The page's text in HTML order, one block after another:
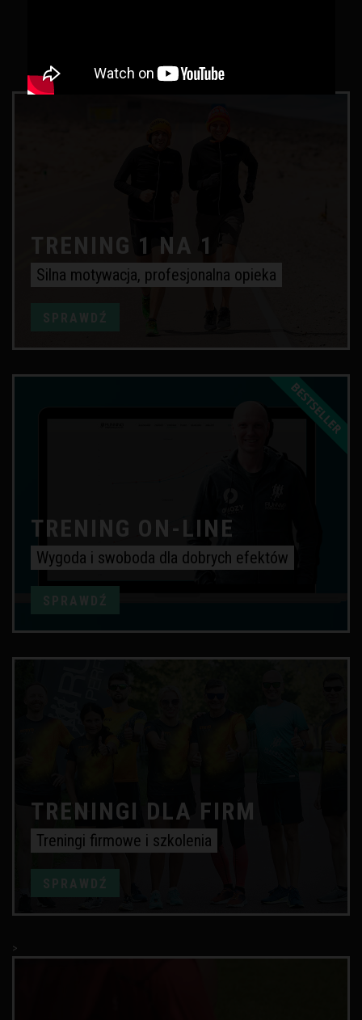
TRENING 1 NA 1
Silna motywacja, profesjonalna opieka
SPRAWDŹ
TRENING ON-LINE
Wygoda i swoboda dla dobrych efektów
SPRAWDŹ
TRENINGI DLA FIRM
Treningi firmowe i szkolenia
SPRAWDŹ
>